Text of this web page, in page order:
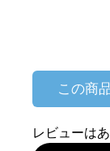
この商
レビューは